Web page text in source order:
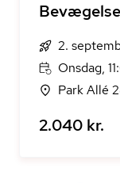
2.
Onsdag,
Park Allé
2.040 kr.